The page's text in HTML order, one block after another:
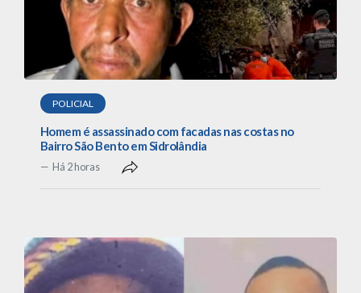
POLICIAL
Homem é assassinado com facadas nas costas no
Bairro São Bento em Sidrolândia
Há 2 horas